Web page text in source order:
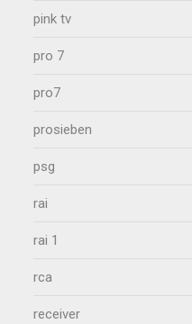
pink tv
pro 7
pro7
prosieben
psg
rai
rai 1
rca
receiver